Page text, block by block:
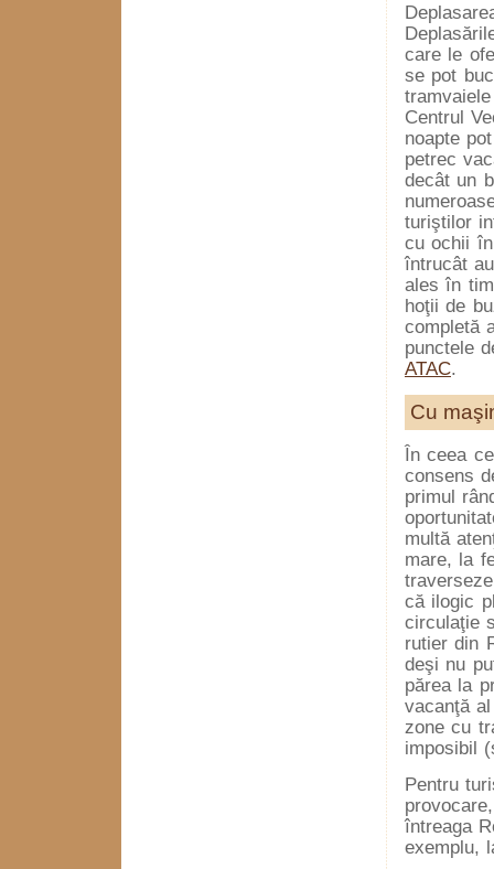
care le
se pot
Centrul
noapte
petrec
decât un
turiştilor
cu ochii
întrucât
ales în
hoţii de
completă
punctele
ATAC.
Cu
În ceea
consens
primul
multă
mare, la
că ilogic
circulaţie
rutier din
deşi nu
părea la
vacanţă
zone cu
imposibil
Pentru
întreaga
exemplu,